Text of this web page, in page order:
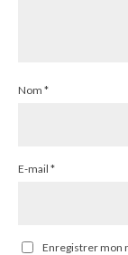
Nom *
E-mail *
Enregistrer mon